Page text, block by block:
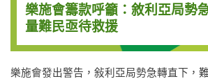
樂施會籌款呼籲：敘利亞局
量難民亟待救援
樂施會發出警告，敍利亞局勢急轉直下，